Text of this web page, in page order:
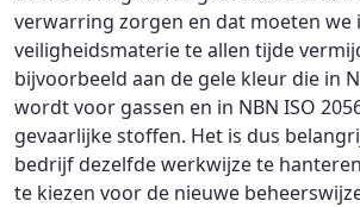
verwarring zorgen en dat moeten we
veiligheidsmaterie te allen tijde
bijvoorbeeld aan de gele kleur die in
wordt voor gassen en in NBN ISO
gevaarlijke stoffen. Het is dus
bedrijf dezelfde werkwijze te
te kiezen voor de nieuwe